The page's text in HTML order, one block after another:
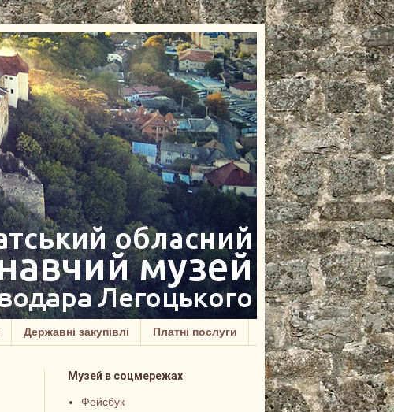
Державні закупівлі Платні послуги
Музей в соцмережах
Фейсбук